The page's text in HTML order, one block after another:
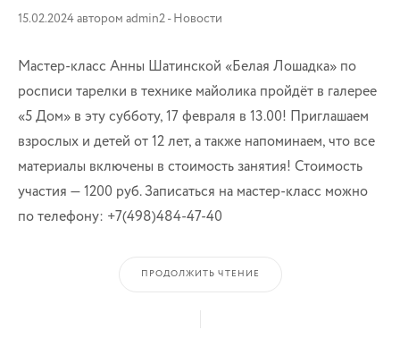
15.02.2024автором admin2-Новости
Мастер-класс Анны Шатинской «Белая Лошадка» по
росписи тарелки в технике майолика пройдёт в галерее
«5 Дом» в эту субботу, 17 февраля в 13.00! Приглашаем
взрослых и детей от 12 лет, а также напоминаем, что все
материалы включены в стоимость занятия! Стоимость
участия — 1200 руб. Записаться на мастер-класс можно
по телефону: +7(498)484-47-40
ПРОДОЛЖИТЬ ЧТЕНИЕ